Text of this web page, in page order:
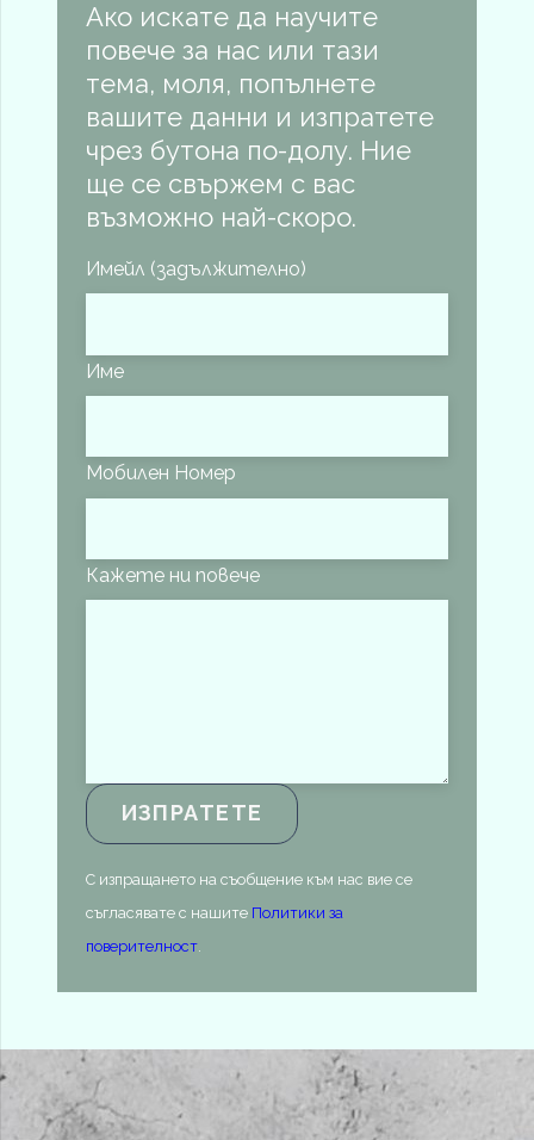
Ако искате да научите
повече за нас или тази
тема, моля, попълнете
вашите данни и изпратете
чрез бутона по-долу. Ние
ще се свържем с вас
възможно най-скоро.
Имейл (задължително)
Име
Мобилен Номер
Кажете ни повече
С изпращането на съобщение към нас вие се
съгласявате с нашите Политики за
поверителност